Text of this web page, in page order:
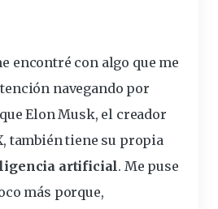
navegando por
Elon Musk, el creador
también tiene su propia
artificial. Me puse
más porque,